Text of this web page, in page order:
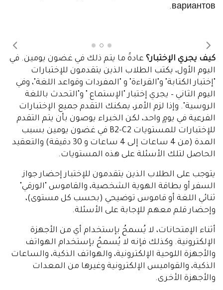
вариантов.
كيف يجري الإختبار؟ عادةً ما يتم ذلك في غضون يومين. في
اليوم الأول، يكتب الطلاب الذين يتقدمون للإختبارات
"إختبار الكتابة" و"القراءة" و "المفردات وقواعد اللغة"، وفي
اليوم الثاني – يجري إختبار "الإستماع " و"التحدث باللغة
الفرعية في يومٍ واحد، لكن الخبراء يوصون بأن يتم التقدم
للإختبارات للمستويات B2-C2 في غضون يومين بسبب
المدة (من 4 ساعات إلى 4 ساعات و 30 دقيقة) والتعقيد
الحاصل لتلك الأسئلة على هذه المستويات.